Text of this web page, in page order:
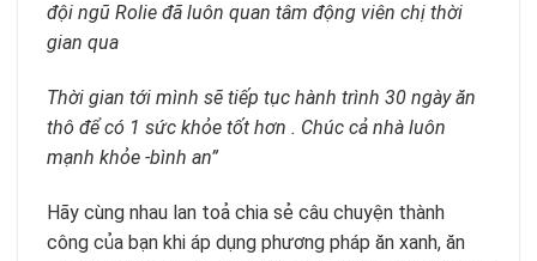
đội ngũ Rolie đã luôn quan tâm động viên chị thời
gian qua
Thời gian tới mình sẽ tiếp tục hành trình 30 ngày ăn
thô để có 1 sức khỏe tốt hơn . Chúc cả nhà luôn
mạnh khỏe -bình an”
Hãy cùng nhau lan toả chia sẻ câu chuyện thành
công của bạn khi áp dụng phương pháp ăn xanh, ăn